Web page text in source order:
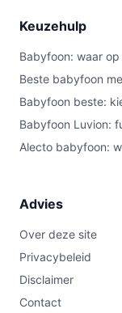
Keuzehulp
Babyfoon: waar
Beste babyfoon
Babyfoon beste:
Babyfoon Luvion:
Alecto babyfoon:
Advies
Over deze site
Privacybeleid
Disclaimer
Contact